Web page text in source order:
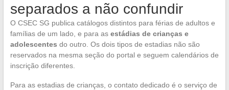
separados a não confundir
O CSEC SG publica catálogos distintos para férias de adultos e
famílias de um lado, e para as estádias de crianças e
adolescentes do outro. Os dois tipos de estadias não são
reservados na mesma seção do portal e seguem calendários de
inscrição diferentes.
Para as estadias de crianças, o contato dedicado é o serviço de